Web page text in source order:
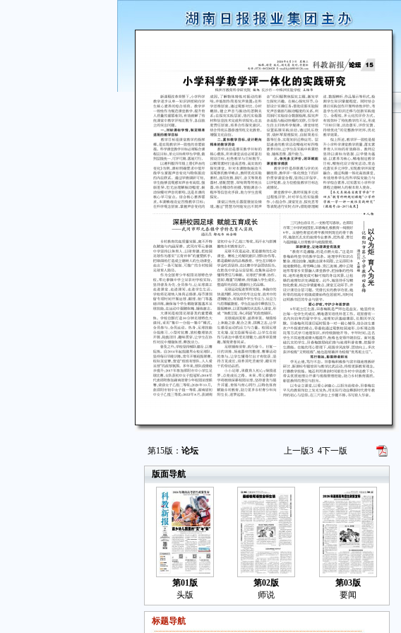
第15版： 论坛 上一版3 4下一版
版面导航
第01版
头版
第02版
师说
第03版
要闻
标题导航